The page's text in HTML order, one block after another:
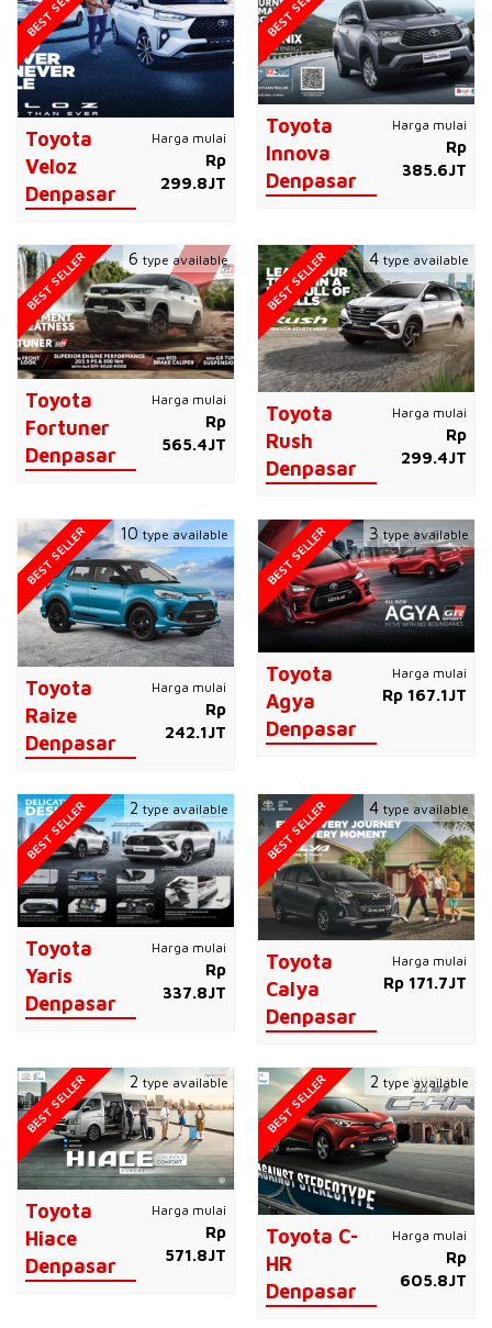
Toyota
Veloz
Denpasar
Harga mulai
Rp
299.8JT
Toyota
Innova
Denpasar
Harga mulai
Rp
385.6JT
Toyota
Fortuner
Denpasar
Harga mulai
Rp
565.4JT
BEST SELLER 6 type available
Toyota
Rush
Denpasar
Harga mulai
Rp
299.4JT
BEST SELLER 4type available
Toyota
Raize
Denpasar
Harga mulai
Rp
242.1JT
BEST SELLER 10 type available
Toyota
Agya
Denpasar
Harga mulai
Rp 167.1JT
BEST SELLER 3type available
Toyota
Yaris
Denpasar
Harga mulai
Rp
337.8JT
BEST SELLER 2type available
Toyota
Calya
Denpasar
Harga mulai
Rp 171.7JT
BEST SELLER 4 type available
Toyota
Hiace
Denpasar
Harga mulai
Rp
571.8JT
BEST SELLER 2type available
Toyota C-
HR
Denpasar
Harga mulai
Rp
605.8JT
BEST SELLER 2 type available